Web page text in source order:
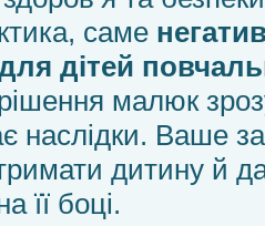
саме
дітей
малюк
наслідки. Ваше
дитину й
її боці.